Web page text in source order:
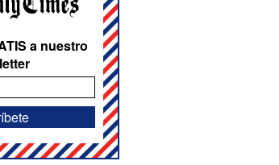
a nuestro